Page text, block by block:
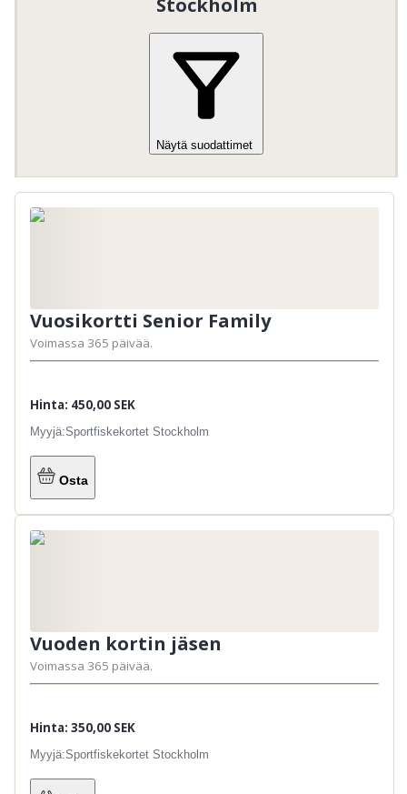
Stockholm
Näytä suodattimet
Vuosikortti Senior Family
Voimassa 365 päivää.
Hinta: 450,00 SEK
Myyjä:Sportfiskekortet Stockholm
Osta
Vuoden kortin jäsen
Voimassa 365 päivää.
Hinta: 350,00 SEK
Myyjä:Sportfiskekortet Stockholm